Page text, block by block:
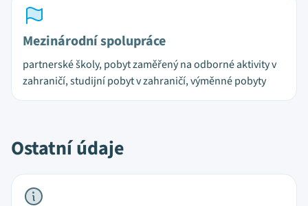
Mezinárodní spolupráce
partnerské školy, pobyt zaměřený na odborné aktivity v
zahraničí, studijní pobyt v zahraničí, výměnné pobyty
Ostatní údaje